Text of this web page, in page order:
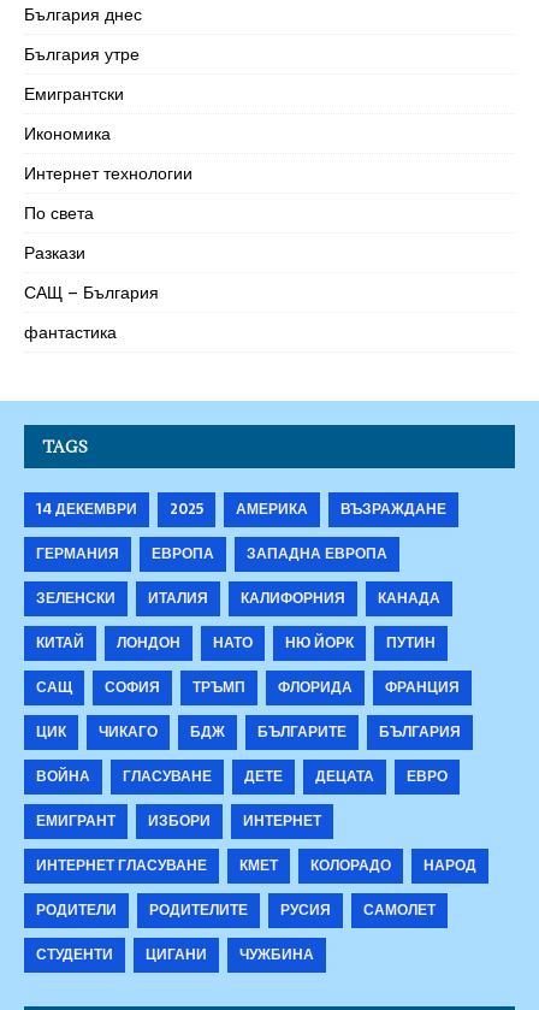
България днес
България утре
Емигрантски
Икономика
Интернет технологии
По света
Разкази
САЩ – България
фантастика
TAGS
14 ДЕКЕМВРИ 2025 АМЕРИКА
ВЪЗРАЖДАНЕ
ГЕРМАНИЯ
ЕВРОПА
ЗАПАДНА ЕВРОПА
ЗЕЛЕНСКИ
ИТАЛИЯ КАЛИФОРНИЯ
КАНАДА
КИТАЙ
ЛОНДОН НАТО НЮ ЙОРК
ПУТИН
САЩ
СОФИЯ ТРЪМП ФЛОРИДА
ФРАНЦИЯ
ЦИК
ЧИКАГО БДЖ БЪЛГАРИТЕ
БЪЛГАРИЯ
ВОЙНА
ГЛАСУВАНЕ ДЕТЕ ДЕЦАТА
ЕВРО
ЕМИГРАНТ
ИЗБОРИ
ИНТЕРНЕТ
ИНТЕРНЕТ ГЛАСУВАНЕ
КМЕТ КОЛОРАДО
НАРОД
РОДИТЕЛИ
РОДИТЕЛИТЕ РУСИЯ
САМОЛЕТ
СТУДЕНТИ
ЦИГАНИ ЧУЖБИНА